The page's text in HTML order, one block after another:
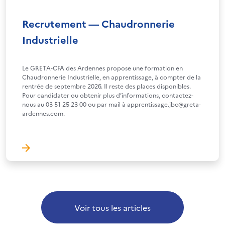
Recrutement — Chaudronnerie
Industrielle
Le GRETA-CFA des Ardennes propose une formation en
Chaudronnerie Industrielle, en apprentissage, à compter de la
rentrée de septembre 2026. Il reste des places disponibles.
Pour candidater ou obtenir plus d’informations, contactez-
nous au 03 51 25 23 00 ou par mail à apprentissage.jbc@greta-
ardennes.com.
Voir tous les articles